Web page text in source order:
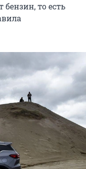
бензин, то есть